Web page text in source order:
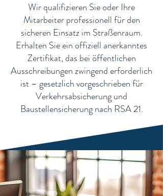
Wir qualifizieren Sie oder Ihre
Mitarbeiter professionell für den
sicheren Einsatz im Straßenraum.
Erhalten Sie ein offiziell anerkanntes
Zertifikat, das bei öffentlichen
Ausschreibungen zwingend erforderlich
ist – gesetzlich vorgeschrieben für
Verkehrsabsicherung und
Baustellensicherung nach RSA 21.